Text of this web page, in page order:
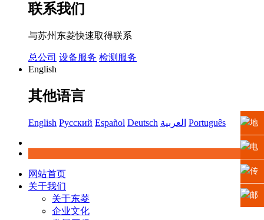
联系我们
与苏州东菱快速取得联系
总公司 设备服务 检测服务
English
其他语言
English Русский Español Deutsch العربية Português
网站首页
关于我们
关于东菱
企业文化
地
址：
江苏
省苏
电
话：
0512-
传
真：
邮